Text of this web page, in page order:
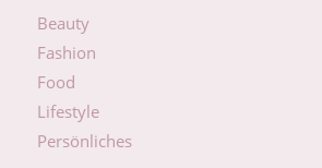
Beauty
Fashion
Food
Lifestyle
Persönliches